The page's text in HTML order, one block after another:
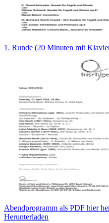
1. Runde (20 Minuten mit
Abendprogramm als PDF hier
Herunterladen